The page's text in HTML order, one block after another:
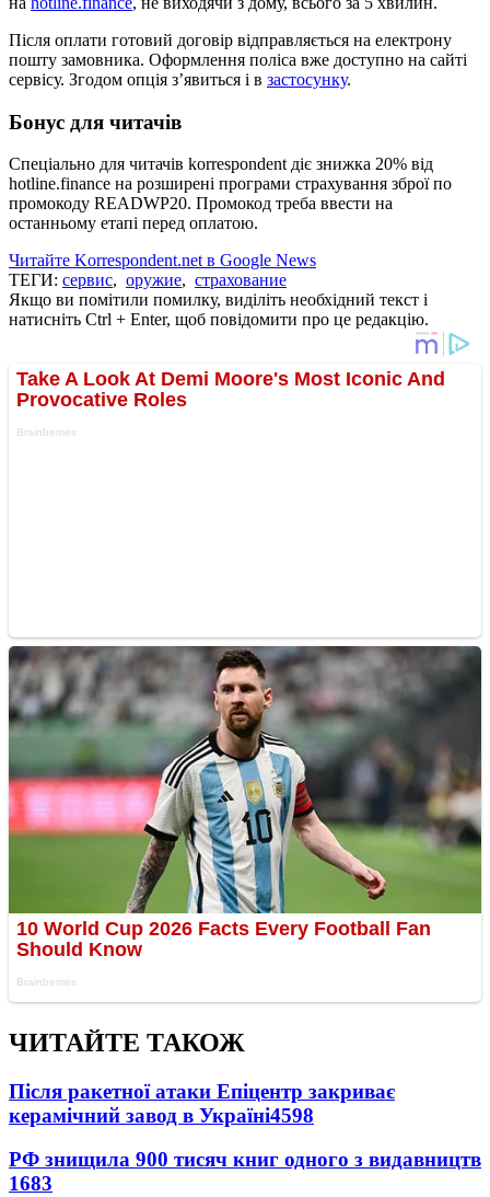
Після оплати готовий договір відправляється на електрону
пошту замовника. Оформлення поліса вже доступно на сайті
сервісу. Згодом опція зʼявиться і в застосунку.
Бонус для читачів
Спеціально для читачів korrespondent діє знижка 20% від
hotline.finance на розширені програми страхування зброї по
промокоду READWP20. Промокод треба ввести на
останньому етапі перед оплатою.
Читайте Korrespondent.net в Google News
ТЕГИ: сервис, оружие, страхование
Якщо ви помітили помилку, виділіть необхідний текст і
натисніть Ctrl + Enter, щоб повідомити про це редакцію.
ЧИТАЙТЕ ТАКОЖ
Після ракетної атаки Епіцентр закриває
керамічний завод в Україні4598
РФ знищила 900 тисяч книг одного з видавництв
1683